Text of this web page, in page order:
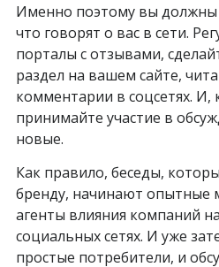
Именно поэтому вы должны
что говорят о вас в сети.
порталы с отзывами,
раздел на вашем сайте,
комментарии в соцсетях. И,
принимайте участие в
новые.
Как правило, беседы,
бренду, начинают опытные
агенты влияния компаний
социальных сетях. И уже
простые потребители, и